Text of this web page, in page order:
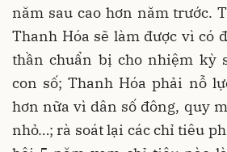
năm sau cao hơn năm trước.
Thanh Hóa sẽ làm được vì có
thần chuẩn bị cho nhiệm kỳ
con số; Thanh Hóa phải nỗ
hơn nữa vì dân số đông, quy
nhỏ…; rà soát lại các chỉ tiêu